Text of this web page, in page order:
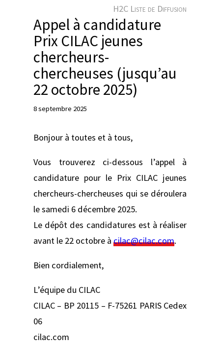
H2C Liste de Diffusion
Appel à candidature
Prix CILAC jeunes
chercheurs-
chercheuses (jusqu’au
22 octobre 2025)
8 septembre 2025
Bonjour à toutes et à tous,
Vous trouverez ci-dessous l’appel à
candidature pour le Prix CILAC jeunes
chercheurs-chercheuses qui se déroulera
le samedi 6 décembre 2025.
Le dépôt des candidatures est à réaliser
avant le 22 octobre à cilac@cilac.com.
Bien cordialement,
L’équipe du CILAC
CILAC – BP 20115 – F-75261 PARIS Cedex
06
cilac.com